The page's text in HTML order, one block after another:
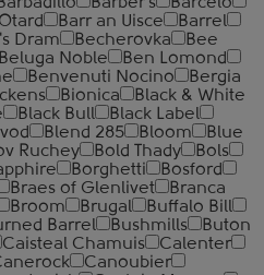
Barr an Uisce
Barrel
Dram Becherovka
Bee
Beluga Noble
Ben Lomond
Benvenuti Nocino
Bergia
Bionica
Black & White
Black Bull
Black Label
Blend 285 Bloom
Blue
Ruchey Bold Thady
Bols
Borghetti
Bosford
Braes of Glenlivet
Branca
Broom Brugal
Buffalo Bill
Barrel Bushmills
Buton
Caisteal Chamuis
Calenter
Canoubier